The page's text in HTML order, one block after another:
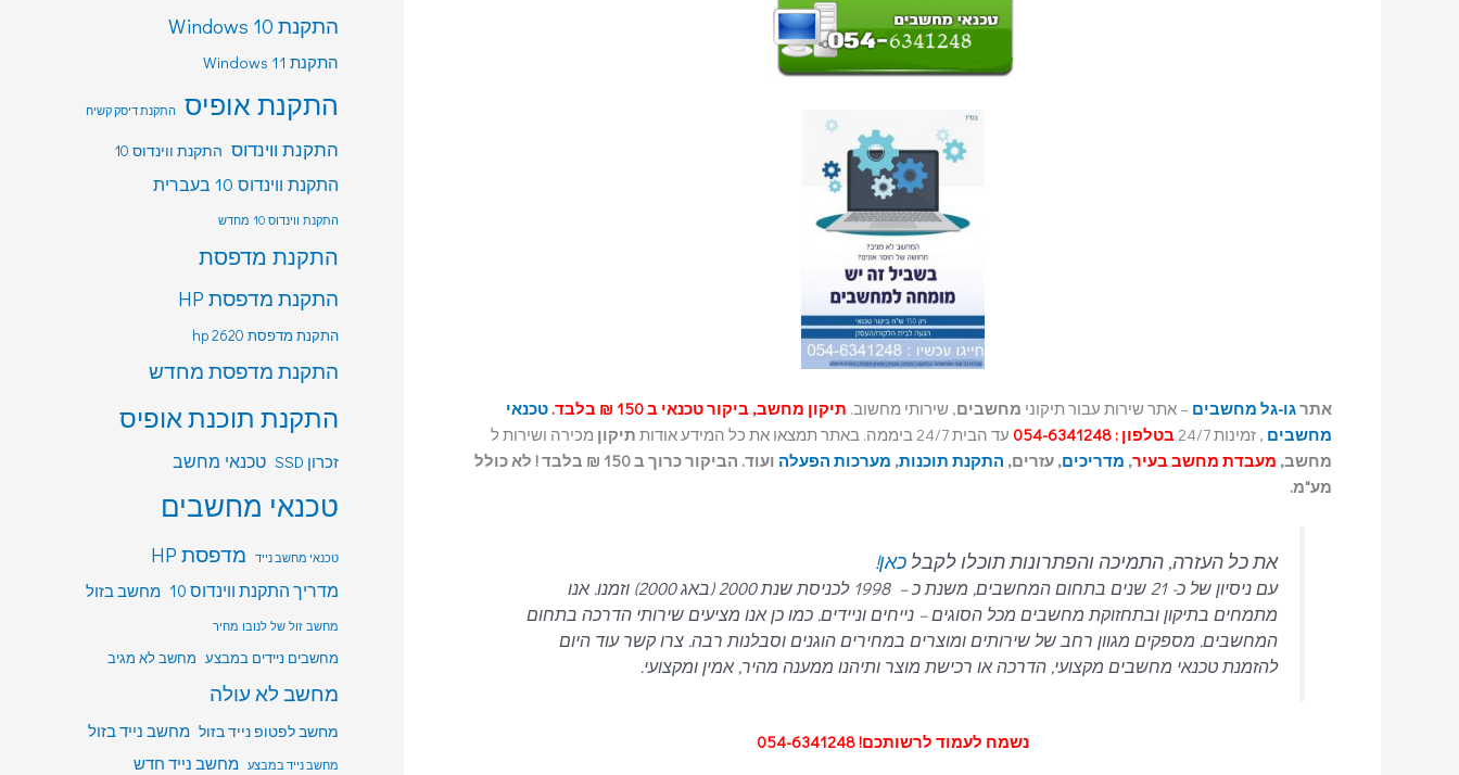
אתרגו-גל מחשבים – אתר שירות עבור תיקוני מחשבים, שירותי מחשוב. תיקון מחשב, ביקור טכנאי ב 150 ₪ בלבד.
טכנאי
מחשבים , זמינות 24/7 בטלפון : 054-6341248 עד הבית 24/7 ביממה. באתר תמצאו את כל המידע אודות תיקון מכירה ושירות ל
מחשב, מעבדת מחשב בעיר, מדריכים, עזרים, התקנת תוכנות, מערכות הפעלה
ועוד. הביקור כרוך ב 150 ₪ בלבד ! לא כולל
מע"מ.
את כל העזרה, התמיכה והפתרונות תוכלו לקבלכאן!
עם ניסיון של כ- 21 שנים בתחום המחשבים, משנת כ – 1998 לכניסת שנת 2000 (באג 2000) וזמנו. אנו
מתמחים בתיקון ובתחזוקת מחשבים מכל הסוגים – נייחים וניידים. כמו כן אנו מציעים שירותי הדרכה בתחום
המחשבים. מספקים מגוון רחב של שירותים ומוצרים במחירים הוגנים וסבלנות רבה. צרו קשר עוד היום
להזמנת טכנאי מחשבים מקצועי, הדרכה או רכישת מוצר ותיהנו ממענה מהיר, אמין ומקצועי.
נשמח לעמוד לרשותכם! 054-6341248
התקנת Windows 10
התקנת Windows 11
התקנת אופיס התקנת דיסק קשיח
התקנת ווינדוס התקנת ווינדוס 10
התקנת ווינדוס 10 בעברית
התקנת ווינדוס 10 מחדש
התקנת מדפסת
התקנת מדפסת HP
התקנת מדפסת hp 2620
התקנת מדפסת מחדש
התקנת תוכנת אופיס
זכרון SSD טכנאי מחשב
טכנאי מחשבים
טכנאי מחשב נייד מדפסת HP
מדריך התקנת ווינדוס 10 מחשב בזול
מחשב זול של לנובו מחיר
מחשבים ניידים במבצע מחשב לא מגיב
מחשב לא עולה
מחשב לפטופ נייד בזול מחשב נייד בזול
מחשב נייד במבצע מחשב נייד חדש